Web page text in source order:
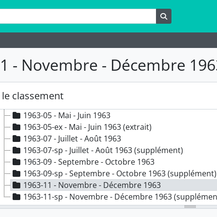
Rechercher
- Novembre - Décembre
classement
1959
1960
1961
1962
1963
1963-01 - Janvier - Février 1963
1963-01-ex - Janvier - Février 1963 (extrait)
1963-03 - Mars - Avril 1963
1963-05 - Mai - Juin 1963
1963-05-ex - Mai - Juin 1963 (extrait)
1963-07 - Juillet - Août 1963
1963-07-sp - Juillet - Août 1963 (supplément)
1963-09 - Septembre - Octobre 1963
1963-09-sp - Septembre - Octobre 1963 (supplément)
1963-11 - Novembre - Décembre 1963
1963-11-sp - Novembre - Décembre 1963
1964